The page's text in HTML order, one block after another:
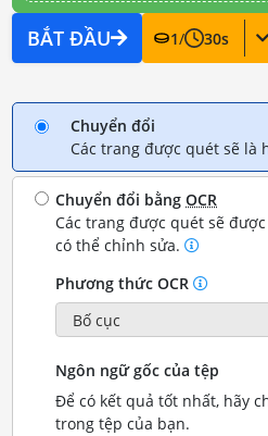
BẮT ĐẦU 1/ 30s
Chuyển đổi
Các trang được quét sẽ là
Chuyển đổi bằngOCR
Các trang được quét sẽ
có thể chỉnh sửa.
Phương thức OCR
Ngôn ngữ gốc của tệp
Để có kết quả tốt nhất, hãy
trong tệp của bạn.